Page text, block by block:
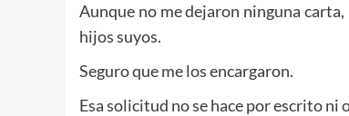
Aunque no me dejaron ninguna
hijos suyos.
Seguro que me los encargaron.
Esa solicitud no se hace por escrito ni